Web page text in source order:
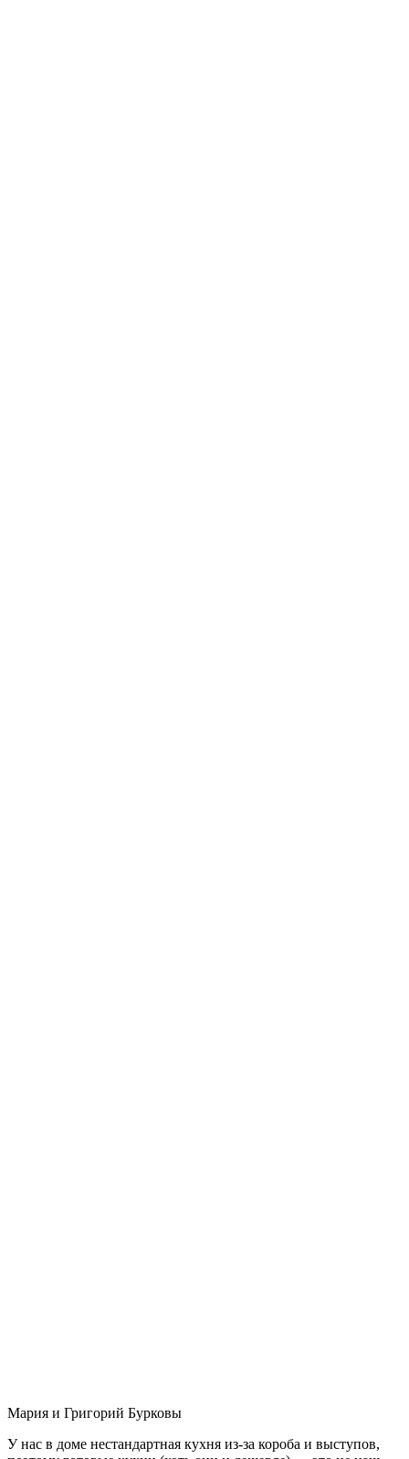
Мария и Григорий Бурковы
У нас в доме нестандартная кухня из-за короба и выступов,